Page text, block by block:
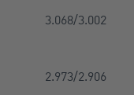
3.068/3.002
2.973/2.906